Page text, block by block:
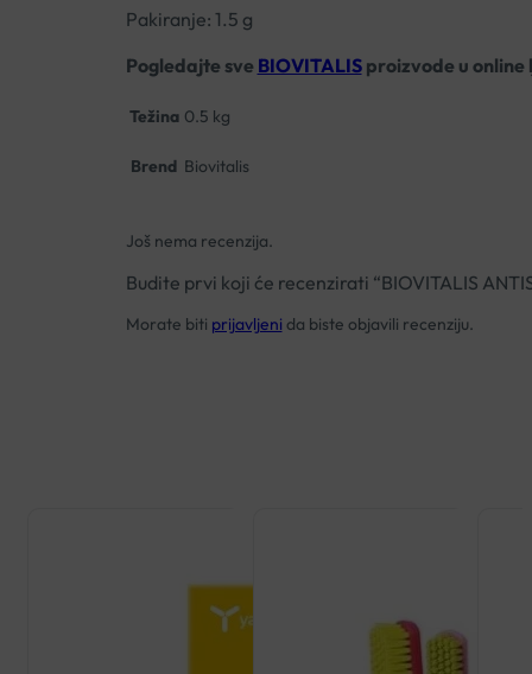
Pakiranje: 1.5 g
Pogledajte sve BIOVITALISproizvode u
Težina 0.5 kg
Brend Biovitalis
Još nema recenzija.
Budite prvi koji će recenzirati “BIOVITALIS
Morate biti prijavljeni da biste objavili recenziju.